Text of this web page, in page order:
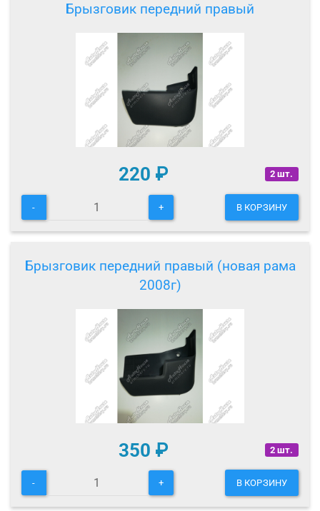
Брызговик передний правый
2 шт.
220 ₽
- + В КОРЗИНУ
Брызговик передний правый (новая рама
2008г)
2 шт.
350 ₽
- + В КОРЗИНУ